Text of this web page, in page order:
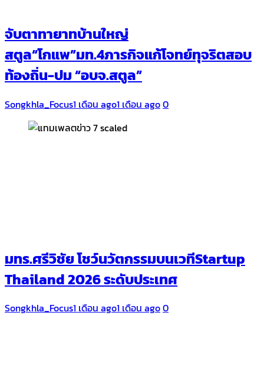
จับตาทายาทบ้านใหญ่
สตูล“โกแพ”มท.4ภารกิจแก้โจทย์ทุจริตสอบ
ท้องถิ่น-ปม “อบจ.สตูล”
Songkhla_Focus1 เดือน ago1 เดือน ago0
มทร.ศรีวิชัย โชว์นวัตกรรมบนเวทีStartup
Thailand 2026 ระดับประเทศ
Songkhla_Focus1 เดือน ago1 เดือน ago0